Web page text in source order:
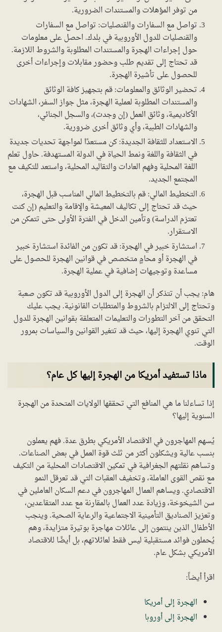
من توفر المؤهلات والمستندات الضرورية.
تواصل مع السفارات والقنصليات: تواصل مع السفارات
والقنصليات للدول الأوروبية في بلدك. احصل على معلومات
حول إجراءات الهجرة والمستندات المطلوبة والشروط اللازمة.
قد تحتاج إلى تقديم طلب وحضور مقابلات وإجراءات أخرى
للحصول على تأشيرة الهجرة.
تحضير الوثائق والمعلومات: قم بتجهيز كافة الوثائق
والمستندات المطلوبة لعملية الهجرة، مثل جواز السفر، الشهادات
الأكاديمية، وثائق العمل (إن وجدت)، والسجل الجنائي،
والشهادات الطبية، وأي وثائق أخرى ضرورية.
الاستعداد للثقافة الجديدة: كن مستعدًا لمواجهة تحديات جديدة
في الثقافة واللغة ونمط الحياة في الدولة المستهدفة. حاول تعلم
اللغة المحلية وفهم العادات والتقاليد المحلية، واستعد للتكيف مع
المجتمع الجديد.
التخطيط المالي: قم بالتخطيط المالي المناسب قبل الهجرة،
حيث قد تحتاج إلى تكاليف المعيشة والإقامة والتعليم (إن كنت
تعتزم الدراسة) وتأمين الدخل في الفترة الأولى حتى تتمكن من
الاستقرار.
استشارة خبير في الهجرة: قد تكون من الفائدة استشارة خبير
في الهجرة أو محامٍ متخصص في قوانين الهجرة للحصول على
مساعدة وتوجيهات إضافية في عملية الهجرة.
هام: يجب أن تتذكر أن الهجرة إلى الدول الأوروبية قد تكون صعبة
وتحتاج إلى الالتزام بالشروط والمتطلبات القانونية. يجب عليك
التحقق من آخر التطورات والتعليمات المتعلقة بقوانين الهجرة للدول
التي تنوي الهجرة إليها، حيث قد تتغير القوانين والسياسات بمرور
الوقت.
ماذا تستفيد أمريكا من الهجرة إليها كل عام؟
إذا تساءلنا ما هي المنافع التي تحققها الولايات المتحدة من الهجرة
السنوية إليها؟
يُسهم المهاجرون في الاقتصاد الأمريكي بطرق عدة. فهم يعملون
بنسب عالية ويشكلون أكثر من ثلث قوة العمل في بعض الصناعات.
وتساهم نقلتهم الجغرافية في تمكين الاقتصادات المحلية من التكيف
مع نقص القوى العاملة، وتخفيف العقبات التي قد تعرقل النمو
الاقتصادي. ويساهم العمال المهاجرون في دعم السكان العاملين في
سن الشيخوخة، وزيادة عدد العمال بالمقارنة مع عدد المتقاعدين،
وتعزيز الصناديق التأمينية الاجتماعية والرعاية الصحية. وينجب
الأطفال الذين ينتمون إلى عائلات مهاجرة بوتيرة متزايدة، وهم
يُحملون فوائد مستقبلية ليس فقط لعائلاتهم، بل أيضًا للاقتصاد
الأمريكي بشكل عام.
اقرأ أيضاً:
الهجرة إلى أمريكا
الهجرة إلى أوروبا